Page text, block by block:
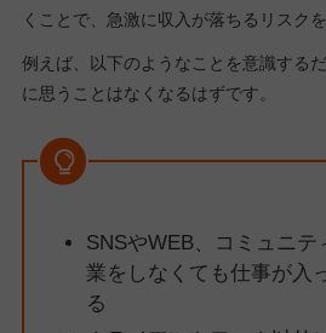
くことで、急激に収入が落ちるリスク
例えば、以下のようなことを意識する
に思うことはなくなるはずです。
SNSやWEB、コミュニテ
業をしなくても仕事が入
る